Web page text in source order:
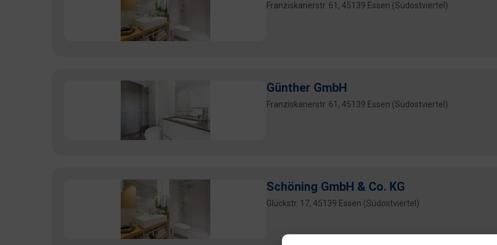
Franziskanerstr. 61, 45139 Essen (Südostviertel)
Günther GmbH
Franziskanerstr. 61, 45139 Essen (Südostviertel)
Schöning GmbH & Co. KG
Glückstr. 17, 45139 Essen (Südostviertel)